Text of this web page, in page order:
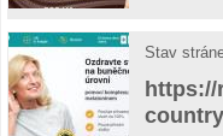
Stav
https://